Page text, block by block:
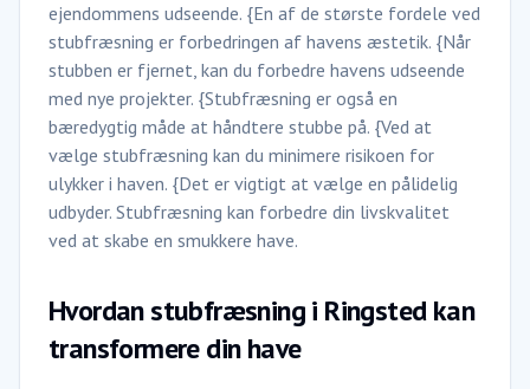
ejendommens udseende. {En af de største fordele ved
stubfræsning er forbedringen af havens æstetik. {Når
stubben er fjernet, kan du forbedre havens udseende
med nye projekter. {Stubfræsning er også en
bæredygtig måde at håndtere stubbe på. {Ved at
vælge stubfræsning kan du minimere risikoen for
ulykker i haven. {Det er vigtigt at vælge en pålidelig
udbyder. Stubfræsning kan forbedre din livskvalitet
ved at skabe en smukkere have.
Hvordan stubfræsning i Ringsted kan
transformere din have